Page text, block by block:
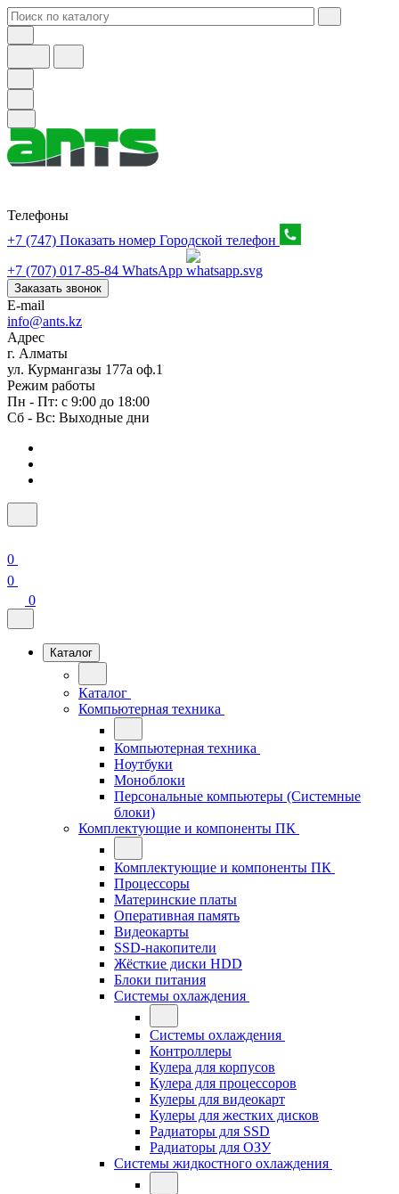
Телефоны
+7 (747) Показать номер Городской телефон
+7 (707) 017-85-84 WhatsApp
Заказать звонок
E-mail
info@ants.kz
Адрес
г. Алматы
ул. Курмангазы 177а оф.1
Режим работы
Пн - Пт: с 9:00 до 18:00
Сб - Вс: Выходные дни
0
0
0
Каталог
Каталог
Компьютерная техника
Компьютерная техника
Ноутбуки
Моноблоки
Персональные компьютеры (Системные
блоки)
Комплектующие и компоненты ПК
Комплектующие и компоненты ПК
Процессоры
Материнские платы
Оперативная память
Видеокарты
SSD-накопители
Жёсткие диски HDD
Блоки питания
Системы охлаждения
Системы охлаждения
Контроллеры
Кулера для корпусов
Кулера для процессоров
Кулеры для видеокарт
Кулеры для жестких дисков
Радиаторы для SSD
Радиаторы для ОЗУ
Системы жидкостного охлаждения